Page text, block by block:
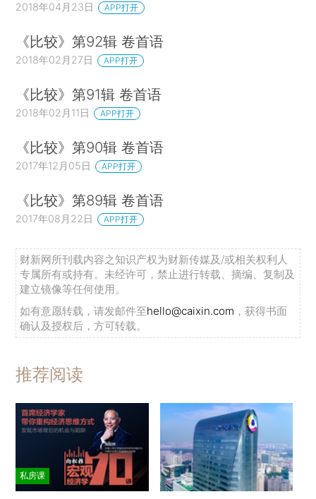
2018年04月23日 APP打开
《比较》第92辑 卷首语
2018年02月27日 APP打开
《比较》第91辑 卷首语
2018年02月11日 APP打开
《比较》第90辑 卷首语
2017年12月05日 APP打开
《比较》第89辑 卷首语
2017年08月22日 APP打开
财新网所刊载内容之知识产权为财新传媒及/或相关权利人
专属所有或持有。未经许可，禁止进行转载、摘编、复制及
建立镜像等任何使用。
如有意愿转载，请发邮件至hello@caixin.com ，获得书面
确认及授权后，方可转载。
推荐阅读
私房课